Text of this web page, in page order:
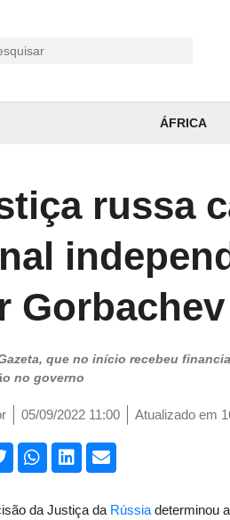
ÁFRICA
russa
Gorbachev
que no início recebeu
no governo
05/09/2022 11:00 Atualizado em
da Justiça da Rússia determinou